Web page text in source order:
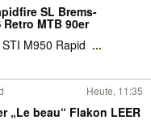
MTB 90er
M950 Rapid ...
Heute, 11:35
„Le beau“ Flakon LEER